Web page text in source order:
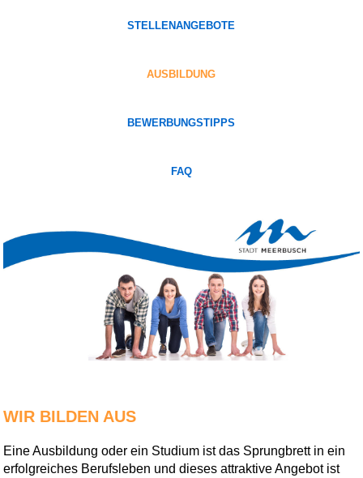
STELLENANGEBOTE
AUSBILDUNG
BEWERBUNGSTIPPS
FAQ
WIR BILDEN AUS
Eine Ausbildung oder ein Studium ist das Sprungbrett in ein
erfolgreiches Berufsleben und dieses attraktive Angebot ist